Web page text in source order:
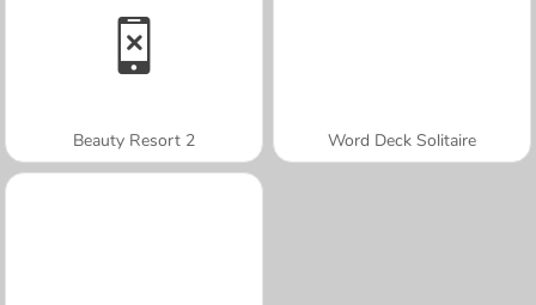
Beauty Resort 2 Word Deck Solitaire